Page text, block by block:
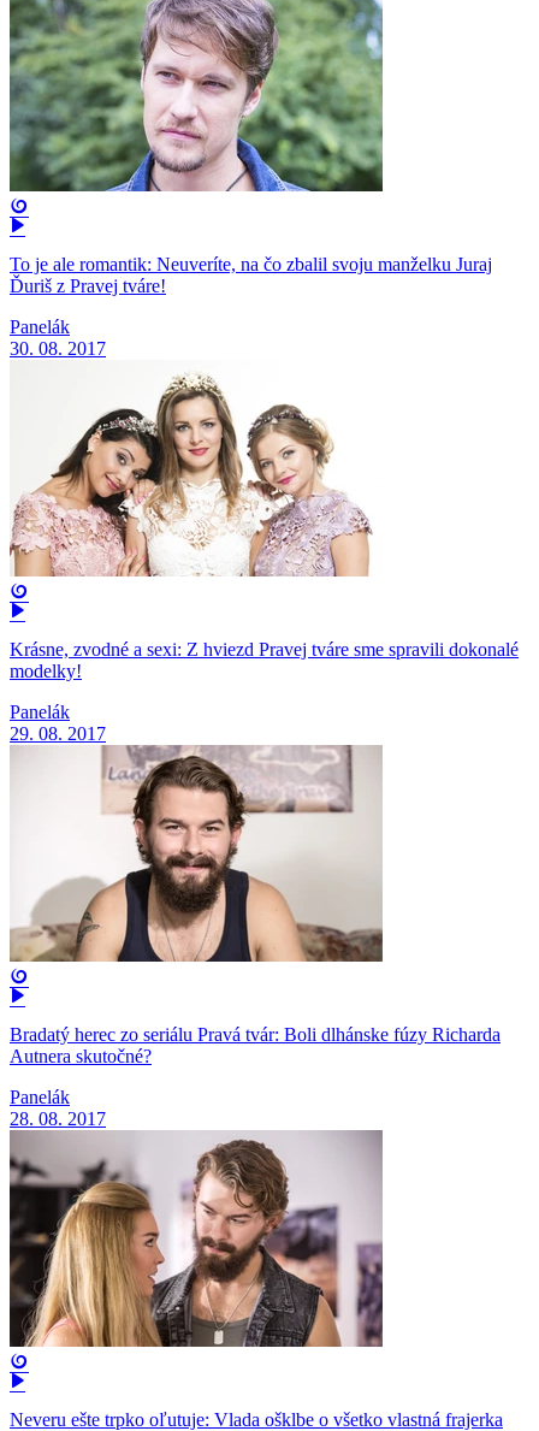
To je ale romantik: Neuveríte, na čo zbalil svoju manželku Juraj
Ďuriš z Pravej tváre!
Panelák
30. 08. 2017
Krásne, zvodné a sexi: Z hviezd Pravej tváre sme spravili dokonalé
modelky!
Panelák
29. 08. 2017
Bradatý herec zo seriálu Pravá tvár: Boli dlhánske fúzy Richarda
Autnera skutočné?
Panelák
28. 08. 2017
Neveru ešte trpko oľutuje: Vlada ošklbe o všetko vlastná frajerka